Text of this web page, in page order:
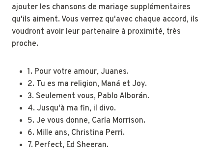
ajouter les chansons de mariage supplémentaires
qu'ils aiment. Vous verrez qu'avec chaque accord, ils
voudront avoir leur partenaire à proximité, très
proche.
1. Pour votre amour, Juanes.
2. Tu es ma religion, Maná et Joy.
3. Seulement vous, Pablo Alborán.
4. Jusqu'à ma fin, il divo.
5. Je vous donne, Carla Morrison.
6. Mille ans, Christina Perri.
7. Perfect, Ed Sheeran.